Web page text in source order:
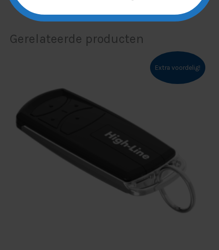
Gerelateerde producten
Extra voordelig!
€47,00.€40,00.